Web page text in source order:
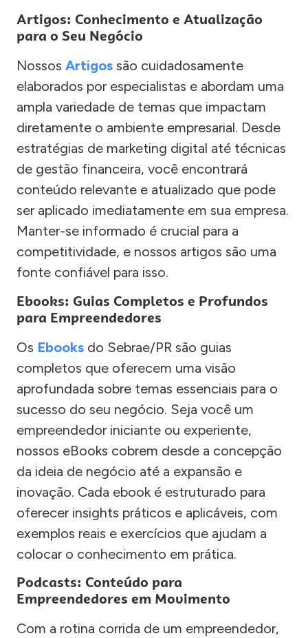
Artigos: Conhecimento e Atualização
para o Seu Negócio
Nossos Artigos são cuidadosamente
elaborados por especialistas e abordam uma
ampla variedade de temas que impactam
diretamente o ambiente empresarial. Desde
estratégias de marketing digital até técnicas
de gestão financeira, você encontrará
conteúdo relevante e atualizado que pode
ser aplicado imediatamente em sua empresa.
Manter-se informado é crucial para a
competitividade, e nossos artigos são uma
fonte confiável para isso.
Ebooks: Guias Completos e Profundos
para Empreendedores
Os Ebooks do Sebrae/PR são guias
completos que oferecem uma visão
aprofundada sobre temas essenciais para o
sucesso do seu negócio. Seja você um
empreendedor iniciante ou experiente,
nossos eBooks cobrem desde a concepção
da ideia de negócio até a expansão e
inovação. Cada ebook é estruturado para
oferecer insights práticos e aplicáveis, com
exemplos reais e exercícios que ajudam a
colocar o conhecimento em prática.
Podcasts: Conteúdo para
Empreendedores em Movimento
Com a rotina corrida de um empreendedor,